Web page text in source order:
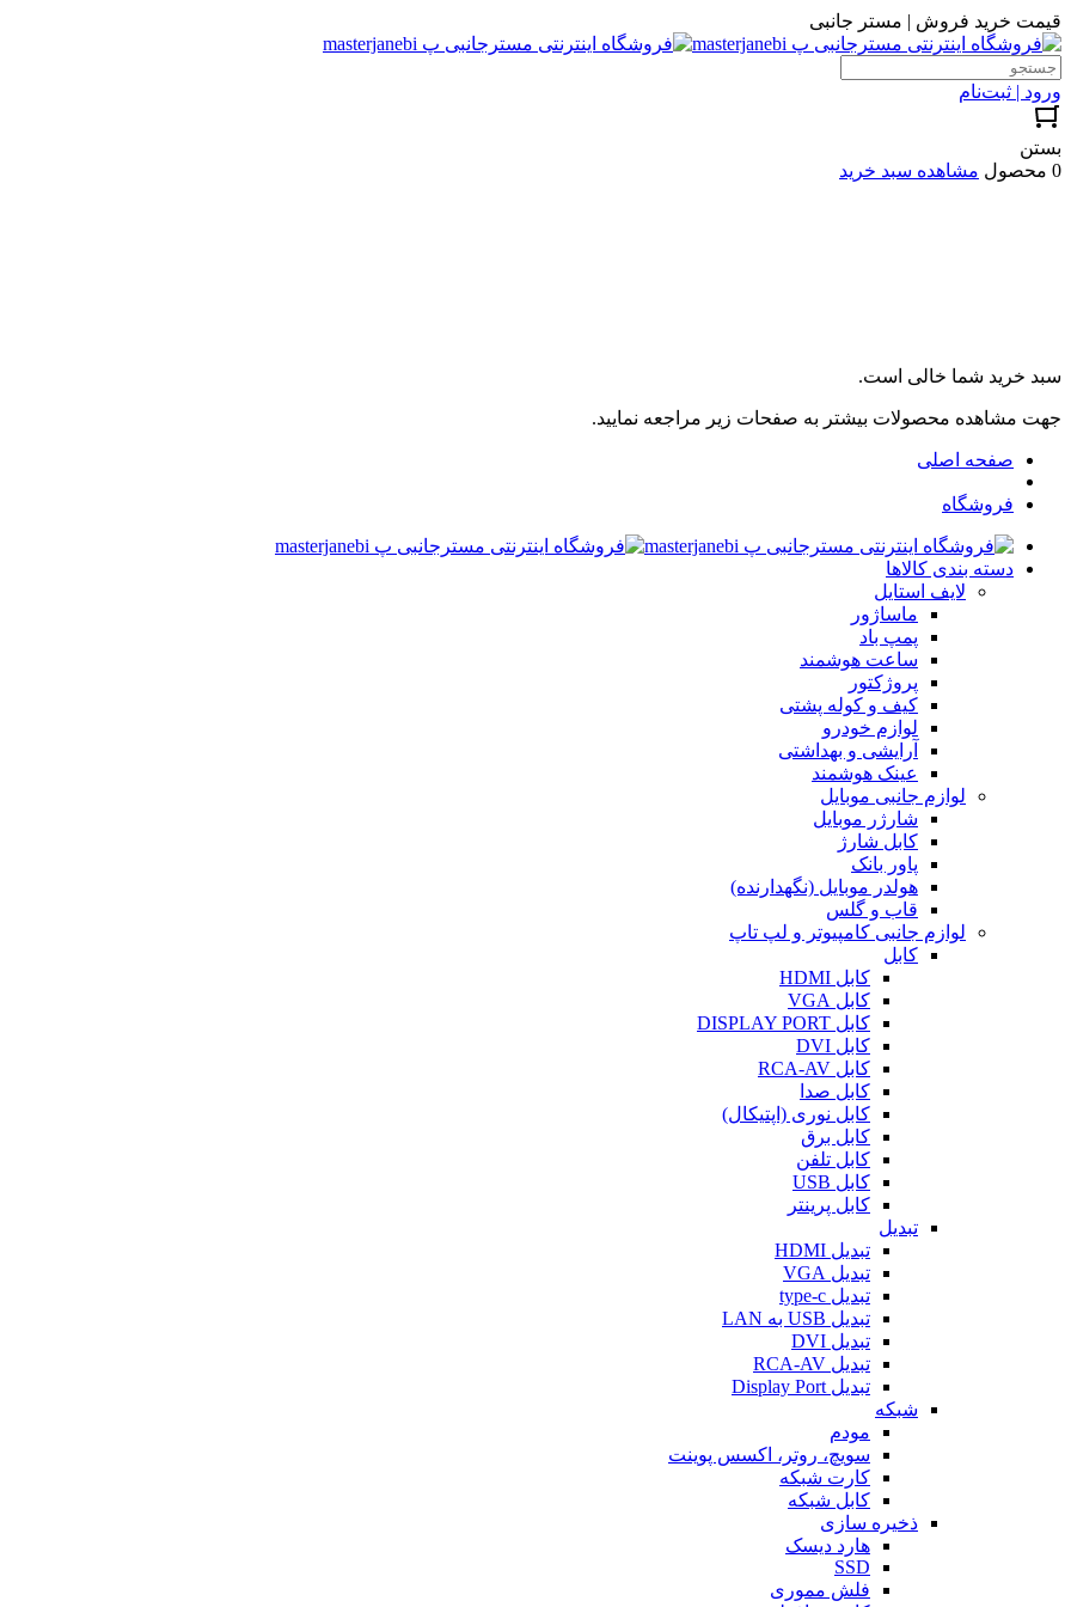
قیمت خرید فروش | مستر جانبی
ورود | ثبت‌نام
بستن
0 محصول
مشاهده سبد خرید
سبد خرید شما خالی است.
جهت مشاهده محصولات بیشتر به صفحات زیر مراجعه نمایید.
صفحه اصلی
فروشگاه
دسته بندی کالاها
لایف استایل
ماساژور
پمپ باد
ساعت هوشمند
پروژکتور
کیف و کوله پشتی
لوازم خودرو
آرایشی و بهداشتی
عینک هوشمند
لوازم جانبی موبایل
شارژر موبایل
کابل شارژ
پاور بانک
هولدر موبایل (نگهدارنده)
قاب و گلس
لوازم جانبی کامپیوتر و لپ تاپ
کابل
کابل HDMI
کابل VGA
کابل DISPLAY PORT
کابل DVI
کابل RCA-AV
کابل صدا
کابل نوری (اپتیکال)
کابل برق
کابل تلفن
کابل USB
کابل پرینتر
تبدیل
تبدیل HDMI
تبدیل VGA
تبدیل type-c
تبدیل USB به LAN
تبدیل DVI
تبدیل RCA-AV
تبدیل Display Port
شبکه
مودم
سویچ، روتر، اکسس پوینت
کارت شبکه
کابل شبکه
ذخیره سازی
هارد دیسک
SSD
فلش مموری